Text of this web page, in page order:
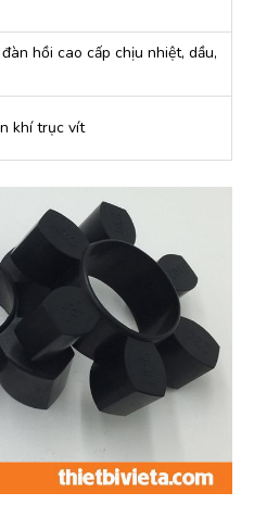
hồi cao cấp chịu nhiệt, dầu,
khí trục vít